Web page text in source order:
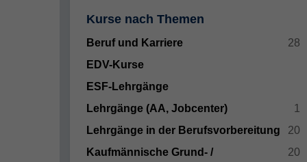
Kurse nach Themen
Beruf und Karriere
28
EDV-Kurse
ESF-Lehrgänge
Lehrgänge (AA, Jobcenter)
1
Lehrgänge in der Berufsvorbereitung
20
Kaufmännische Grund- /
20